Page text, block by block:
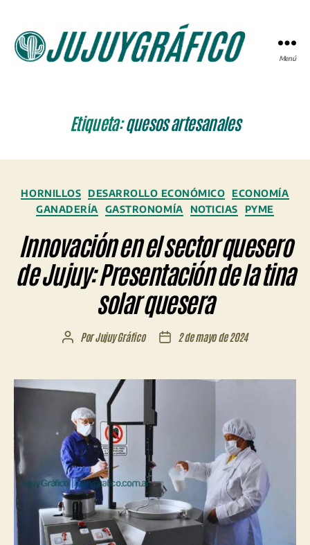
Menú
Etiqueta:quesos artesanales
Categorías
HORNILLOS DESARROLLO ECONÓMICO
ECONOMÍA
GANADERÍA
GASTRONOMÍA NOTICIAS PYME
Innovación en el sector quesero
de Jujuy: Presentación de la tina
solar quesera
Autor
entrada
PorJujuy Gráfico
Fecha
entrada
2 de mayo de 2024